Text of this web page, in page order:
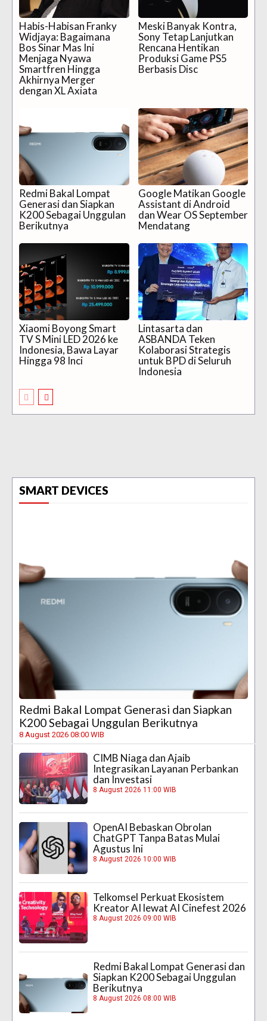
Habis-Habisan Franky
Widjaya: Bagaimana
Bos Sinar Mas Ini
Menjaga Nyawa
Smartfren Hingga
Akhirnya Merger
dengan XL Axiata
Meski Banyak Kontra,
Sony Tetap Lanjutkan
Rencana Hentikan
Produksi Game PS5
Berbasis Disc
Redmi Bakal Lompat
Generasi dan Siapkan
K200 Sebagai Unggulan
Berikutnya
Google Matikan Google
Assistant di Android
dan Wear OS September
Mendatang
Xiaomi Boyong Smart
TV S Mini LED 2026 ke
Indonesia, Bawa Layar
Hingga 98 Inci
Lintasarta dan
ASBANDA Teken
Kolaborasi Strategis
untuk BPD di Seluruh
Indonesia
SMART DEVICES
Redmi Bakal Lompat Generasi dan Siapkan
K200 Sebagai Unggulan Berikutnya
8 August 2026 08:00 WIB
CIMB Niaga dan Ajaib
Integrasikan Layanan Perbankan
dan Investasi
8 August 2026 11:00 WIB
OpenAI Bebaskan Obrolan
ChatGPT Tanpa Batas Mulai
Agustus Ini
8 August 2026 10:00 WIB
Telkomsel Perkuat Ekosistem
Kreator AI lewat AI Cinefest 2026
8 August 2026 09:00 WIB
Redmi Bakal Lompat Generasi dan
Siapkan K200 Sebagai Unggulan
Berikutnya
8 August 2026 08:00 WIB